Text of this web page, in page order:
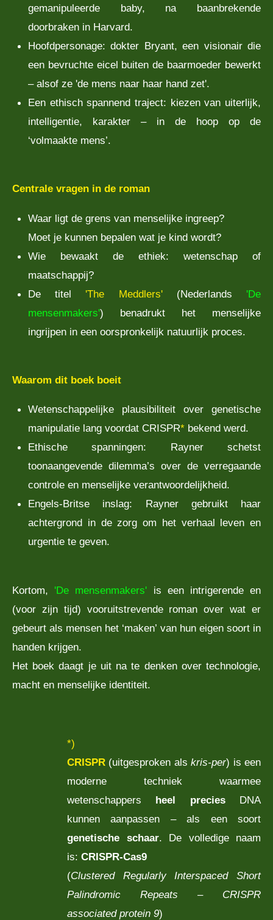
gemanipuleerde baby, na baanbrekende
doorbraken in Harvard.
Hoofdpersonage: dokter Bryant, een visionair die
een bevruchte eicel buiten de baarmoeder bewerkt
– alsof ze 'de mens naar haar hand zet'.
Een ethisch spannend traject: kiezen van uiterlijk,
intelligentie, karakter – in de hoop op de
‘volmaakte mens’.
Centrale vragen in de roman
Waar ligt de grens van menselijke ingreep?
Moet je kunnen bepalen wat je kind wordt?
Wie bewaakt de ethiek: wetenschap of
maatschappij?
De titel'The Meddlers'(Nederlands 'De
mensenmakers') benadrukt het menselijke
ingrijpen in een oorspronkelijk natuurlijk proces.
Waarom dit boek boeit
Wetenschappelijke plausibiliteit over genetische
manipulatie lang voordat CRISPR* bekend werd.
Ethische spanningen: Rayner schetst
toonaangevende dilemma’s over de verregaande
controle en menselijke verantwoordelijkheid.
Engels‑Britse inslag: Rayner gebruikt haar
achtergrond in de zorg om het verhaal leven en
urgentie te geven.
Kortom, 'De mensenmakers' is een intrigerende en
(voor zijn tijd) vooruitstrevende roman over wat er
gebeurt als mensen het ‘maken’ van hun eigen soort in
handen krijgen.
Het boek daagt je uit na te denken over technologie,
macht en menselijke identiteit.
*)
CRISPR (uitgesproken alskris-per) is een
moderne techniek waarmee
wetenschappers heel precies DNA
kunnen aanpassen – als een soort
genetische schaar. De volledige naam
is: CRISPR-Cas9
(Clustered Regularly Interspaced Short
Palindromic Repeats – CRISPR
associated protein 9)